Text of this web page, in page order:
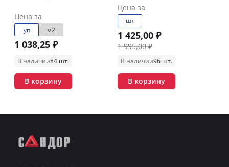
Цена за
уп м2
1 038,25 ₽
В наличии84 шт.
В корзину
Цена за
шт
1 425,00 ₽
1 995,00 ₽
В наличии96 шт.
В корзину